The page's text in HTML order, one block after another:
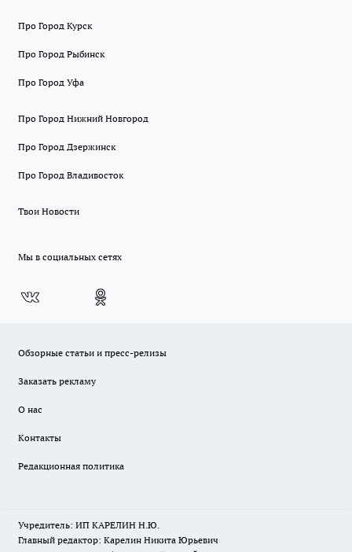
Про Город Курск
Про Город Рыбинск
Про Город Уфа
Про Город Нижний Новгород
Про Город Дзержинск
Про Город Владивосток
Твои Новости
Мы в социальных сетях
Обзорные статьи и пресс-релизы
Заказать рекламу
О нас
Контакты
Редакционная политика
Учредитель: ИП КАРЕЛИН Н.Ю.
Главный редактор: Карелин Никита Юрьевич